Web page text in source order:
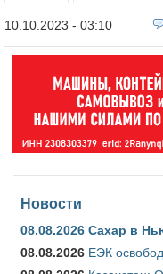
10.10.2023 - 03:10
Новости
08.08.2026 Сахар в
08.08.2026 ЕЭК